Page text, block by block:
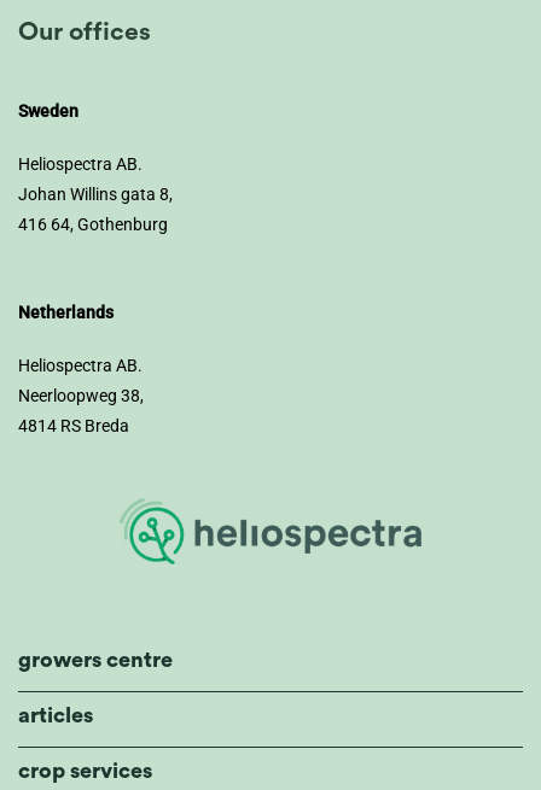
Our offices
Sweden
Heliospectra AB.
Johan Willins gata 8,
416 64, Gothenburg
Netherlands
Heliospectra AB.
Neerloopweg 38,
4814 RS Breda
growers centre
articles
crop services